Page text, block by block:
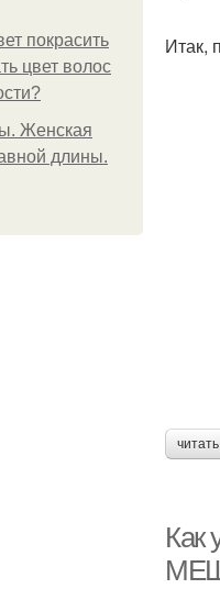
покрасить
цвет волос
Женская
длины.
Итак,
Как